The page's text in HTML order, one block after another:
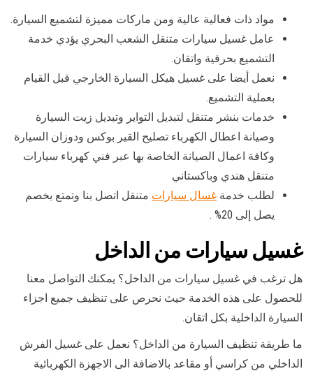
مواد ذات فعالية عالية ومن ماركات مميزة لتشميع السيارة.
عامل غسيل سيارات متنقل الشعب البحري يؤدي خدمة
التشميع بحرفية واتقان.
نعمل أيضا على غسيل هيكل السيارة الخارجي قبل القيام
بعملية التشميع.
خدمات بنشر متنقل لتبديل التواير وتبديل زيت السيارة
وصيانة اعطال الكهرباء تصليح القير بوكس ودوزان السيارة
وكافة اعمال الصيانة الخاصة بها عبر فني كهرباء سيارات
متنقل هندي وباكستاني
لطلب خدمة غسال سيارات متنقل اتصل بنا وتمتع بخصم
يصل إلى 20% .
غسيل سيارات من الداخل
هل ترغب في غسيل سيارات من الداخل؟ يمكنك التواصل معنا
للحصول على هذه الخدمة حيث نحرص على تنظيف جميع اجزاء
السيارة الداخلية بكل اتقان.
ما طريقة تنظيف السيارة من الداخل؟ نعمل على غسيل الفرش
الداخلي من كراسي أو مقاعد بالاضافة الى الاجهزة الكهربائية